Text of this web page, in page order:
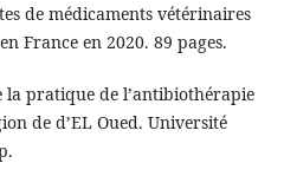
de médicaments vétérinaires
France en 2020. 89 pages.
la pratique de l’antibiothérapie
de d’EL Oued. Université